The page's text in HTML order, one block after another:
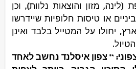
(לינה, מזון והוצאות נלוות), וכן
או טיסות חלופיות שיידרשו
יחולו על המטייל בלבד ואינן
**צפון איסלנד נחשב לאחד